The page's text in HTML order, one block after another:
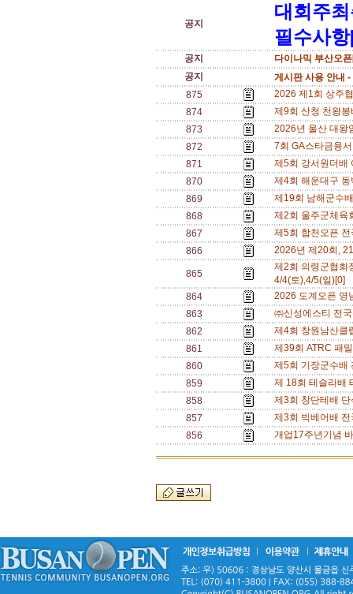
공지
대회주
필수사
공지
다이나믹 부산오
공지
게시판 사용 안내 -
875
2026 제1회 상주
874
제9회 산청 천왕
873
2026년 울산 대왕
872
7회 GA스타금융
871
제5회 강서원더
870
제4회 해운대구
869
제19회 남해군수
868
제2회 울주군체육
867
제5회 합천오픈
866
2026년 제20회,
865
제2회 의령군협회
4/4(토),4/5(일)[0]
864
2026 도계오픈 영
863
㈜신성에스티 전
862
제4회 창원남산클
861
제39회 ATRC 패
860
제5회 기장군수배
859
제 18회 테슬라배
858
제3회 창단테배
857
제3회 빅베어배
856
개업17주년기념